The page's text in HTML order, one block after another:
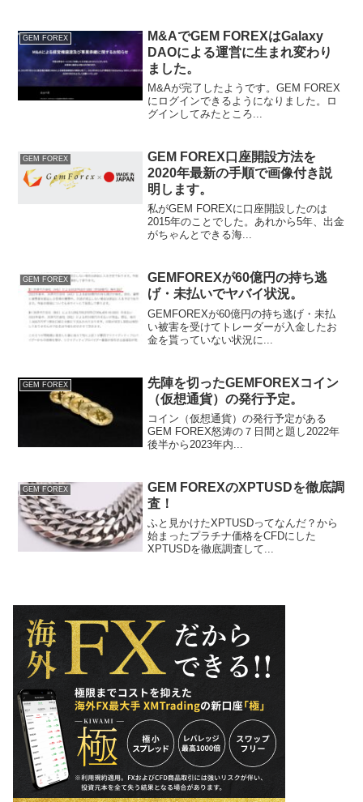
GEM FOREX
M&AでGEM FOREXはGalaxy
DAOによる運営に生まれ変わり
ました。
M&Aが完了したようです。GEM FOREX
にログインできるようになりました。ロ
グインしてみたところ...
GEM FOREX
GEM FOREX口座開設方法を
2020年最新の手順で画像付き説
明します。
私がGEM FOREXに口座開設したのは
2015年のことでした。あれから5年、出金
がちゃんとできる海...
GEM FOREX
GEMFOREXが60億円の持ち逃
げ・未払いでヤバイ状況。
GEMFOREXが60億円の持ち逃げ・未払
い被害を受けてトレーダーが入金したお
金を貰っていない状況に...
GEM FOREX
先陣を切ったGEMFOREXコイン
（仮想通貨）の発行予定。
コイン（仮想通貨）の発行予定がある
GEM FOREX怒涛の７日間と題し2022年
後半から2023年内...
GEM FOREX
GEM FOREXのXPTUSDを徹底調
査！
ふと見かけたXPTUSDってなんだ？から
始まったプラチナ価格をCFDにした
XPTUSDを徹底調査して...